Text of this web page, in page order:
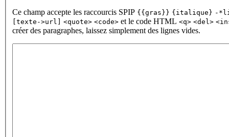
Ce champ accepte les raccourcis SPIP {{gras}} {italique} -
[texte->url]
<quote> <code> et le code HTML <q> <del>
créer des paragraphes, laissez simplement des lignes vides.